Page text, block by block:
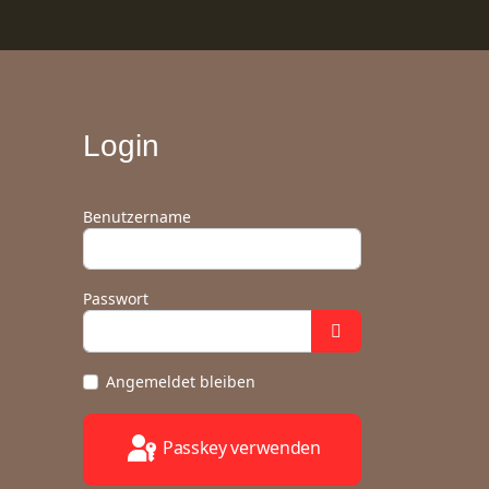
Login
Benutzername
Passwort
Angemeldet bleiben
Passkey verwenden